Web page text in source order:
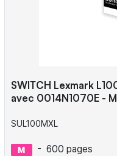
SWITCH Lexmark
avec 0014N1070E -
SUL100MXL
- 600 pages